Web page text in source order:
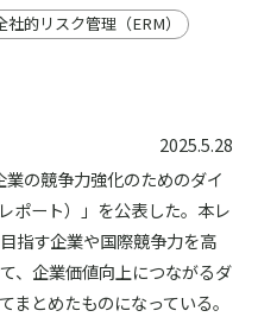
社的リスク管理（ERM）
2025.5.28
の競争力強化のためのダイ
ポート）」を公表した。本レ
指す企業や国際競争力を高
、企業価値向上につながるダ
まとめたものになっている。